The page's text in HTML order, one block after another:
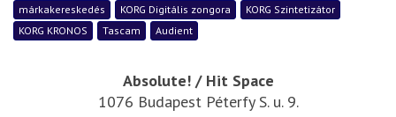
márkakereskedés
KORG Digitális zongora
KORG Szintetizátor
KORG KRONOS
Tascam Audient
Absolute! / Hit Space
1076 Budapest Péterfy S. u. 9.